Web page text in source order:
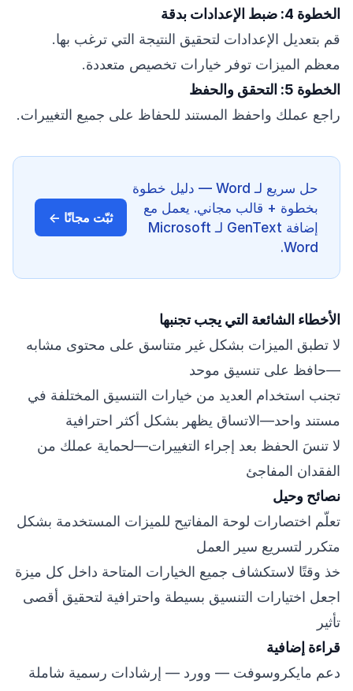
الخطوة 4: ضبط الإعدادات بدقة
قم بتعديل الإعدادات لتحقيق النتيجة التي ترغب بها.
معظم الميزات توفر خيارات تخصيص متعددة.
الخطوة 5: التحقق والحفظ
راجع عملك واحفظ المستند للحفاظ على جميع التغييرات.
حل سريع لـ Word — دليل خطوة
بخطوة + قالب مجاني. يعمل مع
إضافة GenText لـ Microsoft
Word.
ثبّت مجانًا ←
الأخطاء الشائعة التي يجب تجنبها
لا تطبق الميزات بشكل غير متناسق على محتوى مشابه
—حافظ على تنسيق موحد
تجنب استخدام العديد من خيارات التنسيق المختلفة في
مستند واحد—الاتساق يظهر بشكل أكثر احترافية
لا تنسَ الحفظ بعد إجراء التغييرات—لحماية عملك من
الفقدان المفاجئ
نصائح وحيل
تعلّم اختصارات لوحة المفاتيح للميزات المستخدمة بشكل
متكرر لتسريع سير العمل
خذ وقتًا لاستكشاف جميع الخيارات المتاحة داخل كل ميزة
اجعل اختيارات التنسيق بسيطة واحترافية لتحقيق أقصى
تأثير
قراءة إضافية
دعم مايكروسوفت — وورد — إرشادات رسمية شاملة